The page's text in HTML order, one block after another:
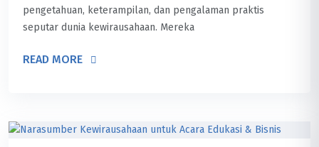
pengetahuan, keterampilan, dan pengalaman praktis
seputar dunia kewirausahaan. Mereka
READ MORE